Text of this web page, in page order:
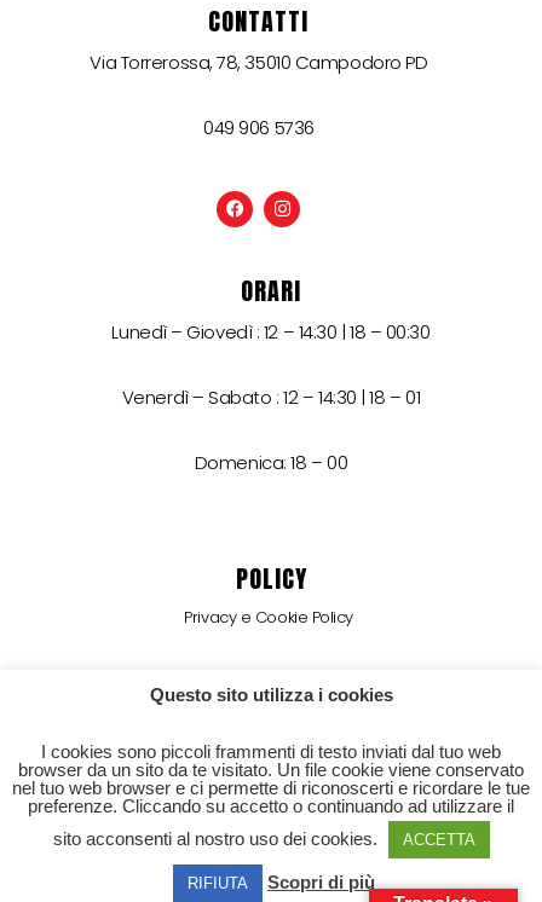
CONTATTI
Via Torrerossa, 78, 35010 Campodoro PD
049 906 5736
ORARI
Lunedì – Giovedì : 12 – 14:30 | 18 – 00:30
Venerdì – Sabato : 12 – 14:30 | 18 – 01
Domenica: 18 – 00
POLICY
Privacy e Cookie Policy
POWERED BY BEST MENU GROUP
© 2026 Red Tower s.r.l. | P.iva 01374730289
Questo sito utilizza i cookies
I cookies sono piccoli frammenti di testo inviati dal tuo web
browser da un sito da te visitato. Un file cookie viene conservato
nel tuo web browser e ci permette di riconoscerti e ricordare le tue
preferenze. Cliccando su accetto o continuando ad utilizzare il
sito acconsenti al nostro uso dei cookies.
ACCETTA
RIFIUTA
Scopri di più